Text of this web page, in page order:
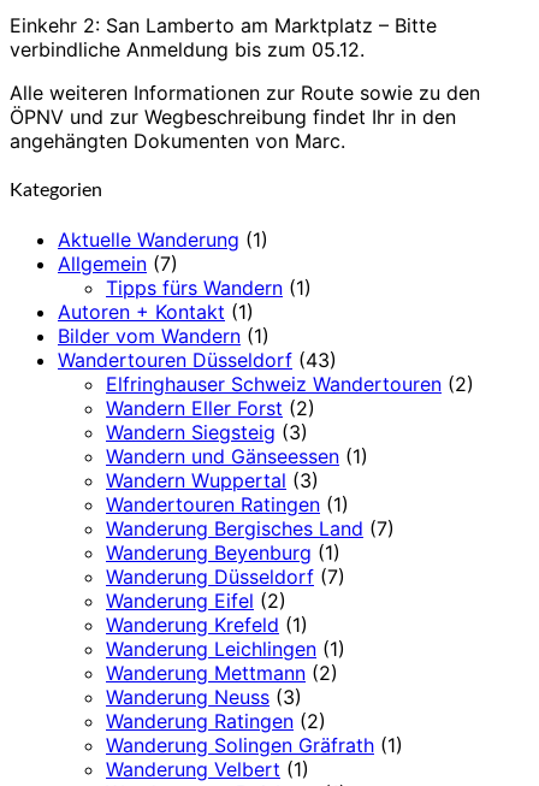
Einkehr 2: San Lamberto am Marktplatz – Bitte
verbindliche Anmeldung bis zum 05.12.
Alle weiteren Informationen zur Route sowie zu den
ÖPNV und zur Wegbeschreibung findet Ihr in den
angehängten Dokumenten von Marc.
Kategorien
Aktuelle Wanderung (1)
Allgemein (7)
Tipps fürs Wandern (1)
Autoren + Kontakt (1)
Bilder vom Wandern (1)
Wandertouren Düsseldorf (43)
Elfringhauser Schweiz Wandertouren (2)
Wandern Eller Forst (2)
Wandern Siegsteig (3)
Wandern und Gänseessen (1)
Wandern Wuppertal (3)
Wandertouren Ratingen (1)
Wanderung Bergisches Land (7)
Wanderung Beyenburg (1)
Wanderung Düsseldorf (7)
Wanderung Eifel (2)
Wanderung Krefeld (1)
Wanderung Leichlingen (1)
Wanderung Mettmann (2)
Wanderung Neuss (3)
Wanderung Ratingen (2)
Wanderung Solingen Gräfrath (1)
Wanderung Velbert (1)